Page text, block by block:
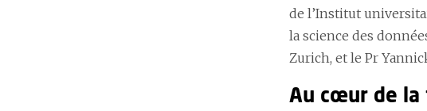
de l’Institut
la science des
Zurich, et le Pr
Au cœur de la